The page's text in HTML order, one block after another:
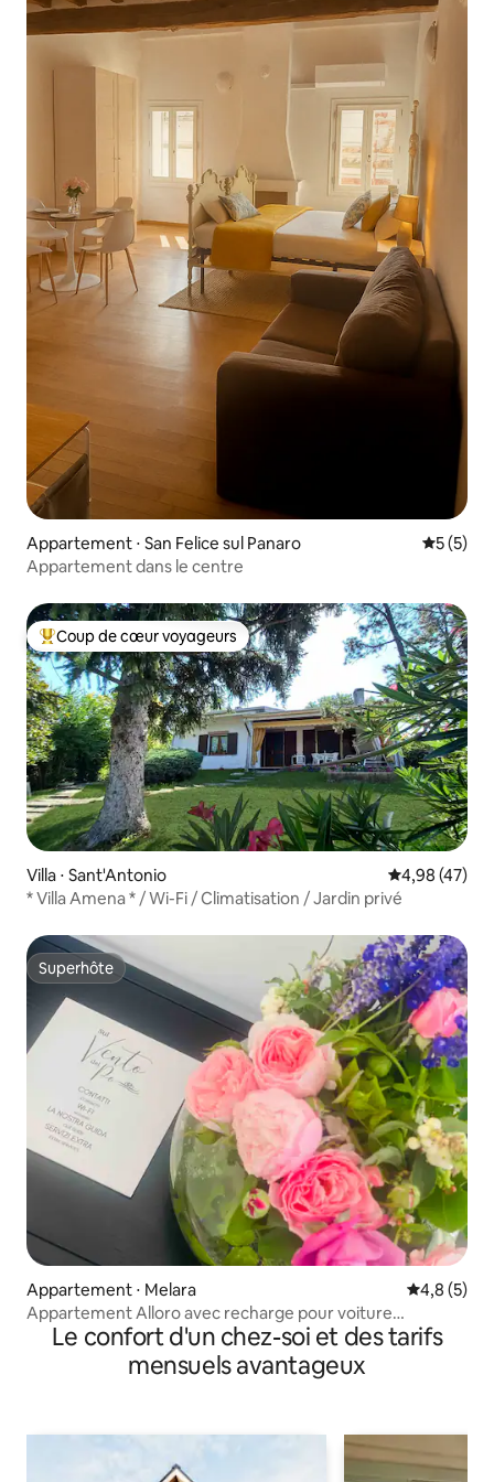
Appartement ⋅ San Felice sul Panaro
5 (5)
Appartement dans le centre
Coups de cœur voyageurs les plus appréciés
Coup de cœur voyageurs
Villa ⋅ Sant'Antonio Évaluation
4,98 (47)
* Villa Amena * / Wi-Fi / Climatisation / Jardin privé
Superhôte
Superhôte
Appartement ⋅ Melara Évaluation
4,8 (5)
Appartement Alloro avec recharge pour voiture
électrique
Le confort d'un chez-soi et des tarifs
mensuels avantageux